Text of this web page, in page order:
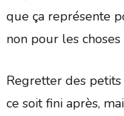
que ça représente
non pour les
Regretter des
ce soit fini après,